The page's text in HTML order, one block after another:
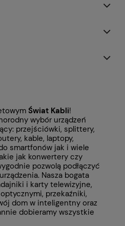
Świat Kabli!
wybór urządzeń
przejściówki, splittery,
kable, laptopy,
smartfonów jak i wiele
jak konwertery czy
pozwolą podłączyć
Nasza bogata
i karty telewizyjne,
przekaźniki,
dom w inteligentny oraz
dobieramy wszystkie